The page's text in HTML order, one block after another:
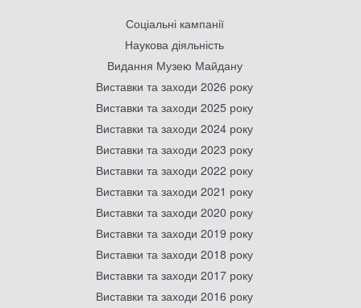
Соціальні кампанії
Наукова діяльність
Видання Музею Майдану
Виставки та заходи 2026 року
Виставки та заходи 2025 року
Виставки та заходи 2024 року
Виставки та заходи 2023 року
Виставки та заходи 2022 року
Виставки та заходи 2021 року
Виставки та заходи 2020 року
Виставки та заходи 2019 року
Виставки та заходи 2018 року
Виставки та заходи 2017 року
Виставки та заходи 2016 року